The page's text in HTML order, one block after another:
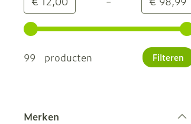
Gebruik de pijltjestoetsen links en
99 producten
Filteren
Merken